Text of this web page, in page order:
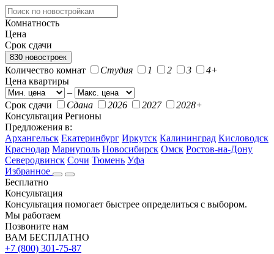
Комнатность
Цена
Срок сдачи
830 новостроек
Количество комнат Студия 1 2 3
4+
Цена квартиры
–
Срок сдачи
Сдана 2026 2027
2028+
Консультация Регионы
Предложения в:
Архангельск Екатеринбург Иркутск Калининград Кисловодск
Краснодар Мариуполь Новосибирск Омск Ростов-на-Дону
Северодвинск Сочи Тюмень Уфа
Избранное
Бесплатно
Консультация
Консультация помогает быстрее определиться с выбором.
Мы работаем
Позвоните нам
ВАМ БЕСПЛАТНО
+7 (800) 301-75-87